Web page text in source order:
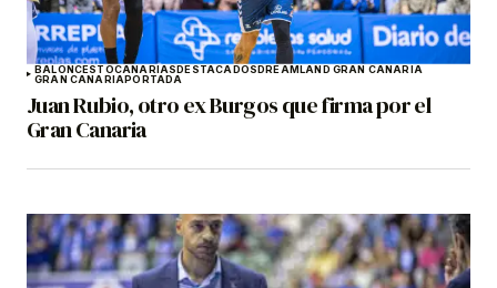
BALONCESTOCANARIASDESTACADOSDREAMLAND GRAN CANARIA
GRAN CANARIAPORTADA
Juan Rubio, otro ex Burgos que firma por el
Gran Canaria